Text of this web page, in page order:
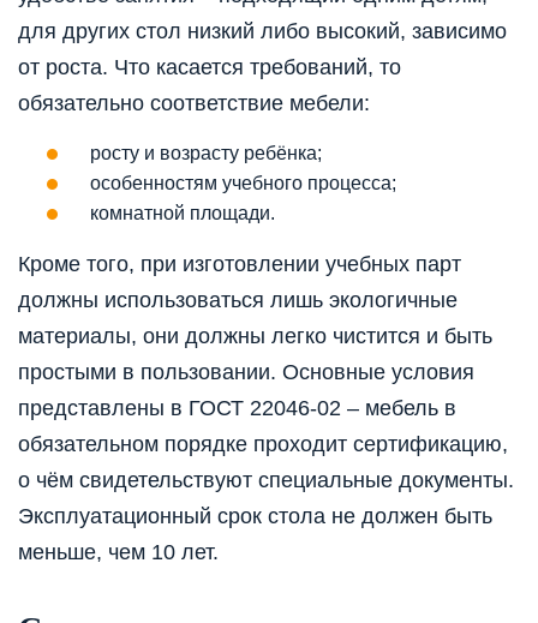
для других стол низкий либо высокий, зависимо
от роста. Что касается требований, то
обязательно соответствие мебели:
росту и возрасту ребёнка;
особенностям учебного процесса;
комнатной площади.
Кроме того, при изготовлении учебных парт
должны использоваться лишь экологичные
материалы, они должны легко чистится и быть
простыми в пользовании. Основные условия
представлены в ГОСТ 22046-02 – мебель в
обязательном порядке проходит сертификацию,
о чём свидетельствуют специальные документы.
Эксплуатационный срок стола не должен быть
меньше, чем 10 лет.